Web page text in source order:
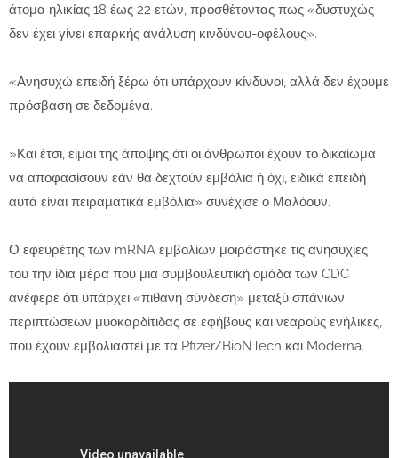
άτομα ηλικίας 18 έως 22 ετών, προσθέτοντας πως «δυστυχώς
δεν έχει γίνει επαρκής ανάλυση κινδύνου-οφέλους».
«Ανησυχώ επειδή ξέρω ότι υπάρχουν κίνδυνοι, αλλά δεν έχουμε
πρόσβαση σε δεδομένα.
»Και έτσι, είμαι της άποψης ότι οι άνθρωποι έχουν το δικαίωμα
να αποφασίσουν εάν θα δεχτούν εμβόλια ή όχι, ειδικά επειδή
αυτά είναι πειραματικά εμβόλια» συνέχισε ο Μαλόουν.
Ο εφευρέτης των mRNA εμβολίων μοιράστηκε τις ανησυχίες
του την ίδια μέρα που μια συμβουλευτική ομάδα των CDC
ανέφερε ότι υπάρχει «πιθανή σύνδεση» μεταξύ σπάνιων
περιπτώσεων μυοκαρδίτιδας σε εφήβους και νεαρούς ενήλικες,
που έχουν εμβολιαστεί με τα Pfizer/BioNTech και Moderna.